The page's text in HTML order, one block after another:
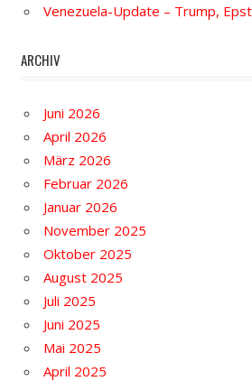
Venezuela-Update – Trump,
ARCHIV
Juni 2026
April 2026
März 2026
Februar 2026
Januar 2026
November 2025
Oktober 2025
August 2025
Juli 2025
Juni 2025
Mai 2025
April 2025